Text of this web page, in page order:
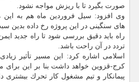
صورت بگیرد تا با ریزش مواجه نشود.
وی افزود: سیل فروردین ماه هم به
های سنگینی در این پروژه رخ داده بدین
راه باید دقیق بررسی شود تا راه جدید
تردد در آن راحت باشد.
اسلامی اشاره كرد: این مسیر تأثیر
كرج-قزوین خواهد داشت بنا بر این برای
پیمانكار و تیم مشغول كار تحرك بیشتری